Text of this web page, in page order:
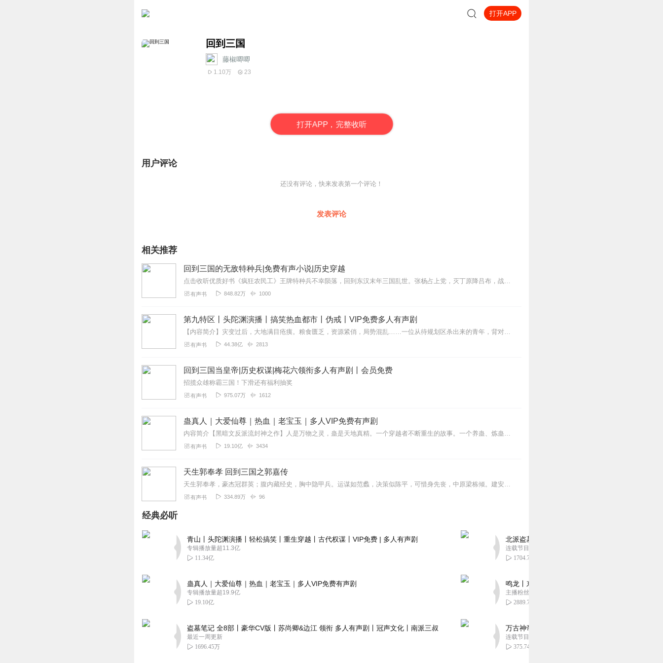
打开APP
回到三国
藤椒唧唧
1.10万 23
打开APP，完整收听
用户评论
还没有评论，快来发表第一个评论！
发表评论
相关推荐
回到三国的无敌特种兵|免费有声小说|历史穿越
点击收听优质好书《疯狂农民工》王牌特种兵不幸陨落，回到东汉末年三国乱世。张杨占上党，灭丁原降吕布，战董卓平西凉……天下纷争非所愿，那就带着大军征天下！北起辽...
有声书 848.82万 1000
第九特区丨头陀渊演播丨搞笑热血都市丨伪戒丨VIP免费多人有声剧
【内容简介】灾变过后，大地满目疮痍。粮食匮乏，资源紧俏，局势混乱……一位从待规划区杀出来的青年，背对着漫天黄沙，孤身来到九区谋生，却不曾想偶然结识三五好友，一念...
有声书 44.38亿 2813
回到三国当皇帝|历史权谋|梅花六领衔多人有声剧丨会员免费
招揽众雄称霸三国！下滑还有福利抽奖
有声书 975.07万 1612
蛊真人｜大爱仙尊｜热血｜老宝玉｜多人VIP免费有声剧
内容简介【黑暗文反派流封神之作】人是万物之灵，蛊是天地真精。一个穿越者不断重生的故事。一个养蛊、炼蛊、用蛊的奇特世界。配音组（男角色）老宝玉旁白...
有声书 19.10亿 3434
天生郭奉孝 回到三国之郭嘉传
天生郭奉孝，豪杰冠群英；腹内藏经史，胸中隐甲兵。运谋如范蠡，决策似陈平，可惜身先丧，中原梁栋倾。建安十二年（公元207年），三十八岁的郭嘉病亡...
有声书 334.89万 96
经典必听
青山丨头陀渊演播丨轻松搞笑丨重生穿越丨古代权谋丨VIP免费 | 多人有声剧
专辑播放量超11.3亿
11.34亿
蛊真人｜大爱仙尊｜热血｜老宝玉｜多人VIP免费有声剧
专辑播放量超19.9亿
19.10亿
盗墓笔记 全8部丨豪华CV版丨苏尚卿&边江 领衔 多人有声剧丨冠声文化丨南派三叔
最近一周更新
1696.45万
北派盗墓笔记丨头陀渊出品丨悬疑灵异丨摸金校尉
连载节目超五百集
1704.79万
鸣龙丨东方玄幻丨紫襟团队丨轻松搞笑丨多人有声
主播粉丝2836万
2889.73万
万古神帝丨玄幻丨热血丨紫襟团队演播丨多人有声
连载节目超二百集
375.74万